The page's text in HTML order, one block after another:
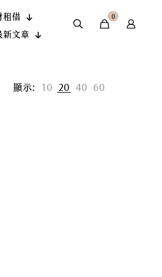
租借
新文章
0
顯示: 10 20 40 60